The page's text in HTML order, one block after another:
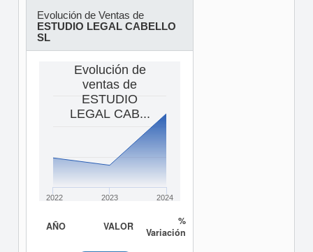
Evolución de Ventas de
ESTUDIO LEGAL CABELLO
SL
Evolución de
ventas de
ESTUDIO
LEGAL CAB...
2022 2023 2024
AÑO VALOR
%
Variación